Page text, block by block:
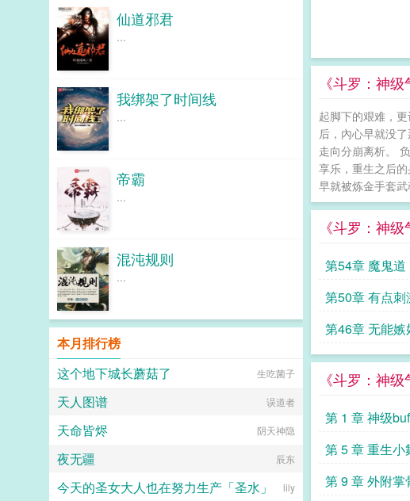
《斗罗：神
起脚下的艰难，
后，內心早就没
走向分崩离析。
享乐，重生之后
早就被炼金手套
《斗罗：神
第54章 魔鬼道
第50章 有点刺
第46章 无能
《斗罗：神
第 1 章 神级
第 5 章 重生小
第 9 章 外附掌
仙道邪君
...
我绑架了时间线
...
帝霸
...
混沌规则
...
本月排行榜
这个地下城长蘑菇了
生吃菌子
天人图谱 误道者
天命皆烬 阴天神隐
夜无疆 辰东
今天的圣女大人也在努力生产「圣水」 lily